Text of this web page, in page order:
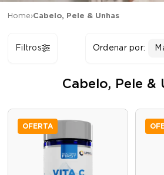
Home›Cabelo, Pele & Unhas
Ordenar por:
Filtros
Cabelo, Pele &
OFERTA